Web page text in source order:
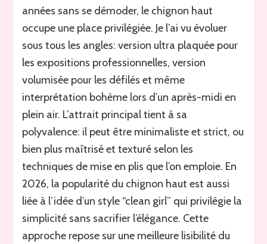
années sans se démoder, le chignon haut
occupe une place privilégiée. Je l’ai vu évoluer
sous tous les angles: version ultra plaquée pour
les expositions professionnelles, version
volumisée pour les défilés et même
interprétation bohème lors d’un après-midi en
plein air. L’attrait principal tient à sa
polyvalence: il peut être minimaliste et strict, ou
bien plus maîtrisé et texturé selon les
techniques de mise en plis que l’on emploie. En
2026, la popularité du chignon haut est aussi
liée à l’idée d’un style “clean girl” qui privilégie la
simplicité sans sacrifier l’élégance. Cette
approche repose sur une meilleure lisibilité du